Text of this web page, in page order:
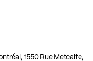
1550 Rue Metcalfe,